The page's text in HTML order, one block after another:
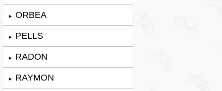
► ORBEA
► PELLS
► RADON
► RAYMON